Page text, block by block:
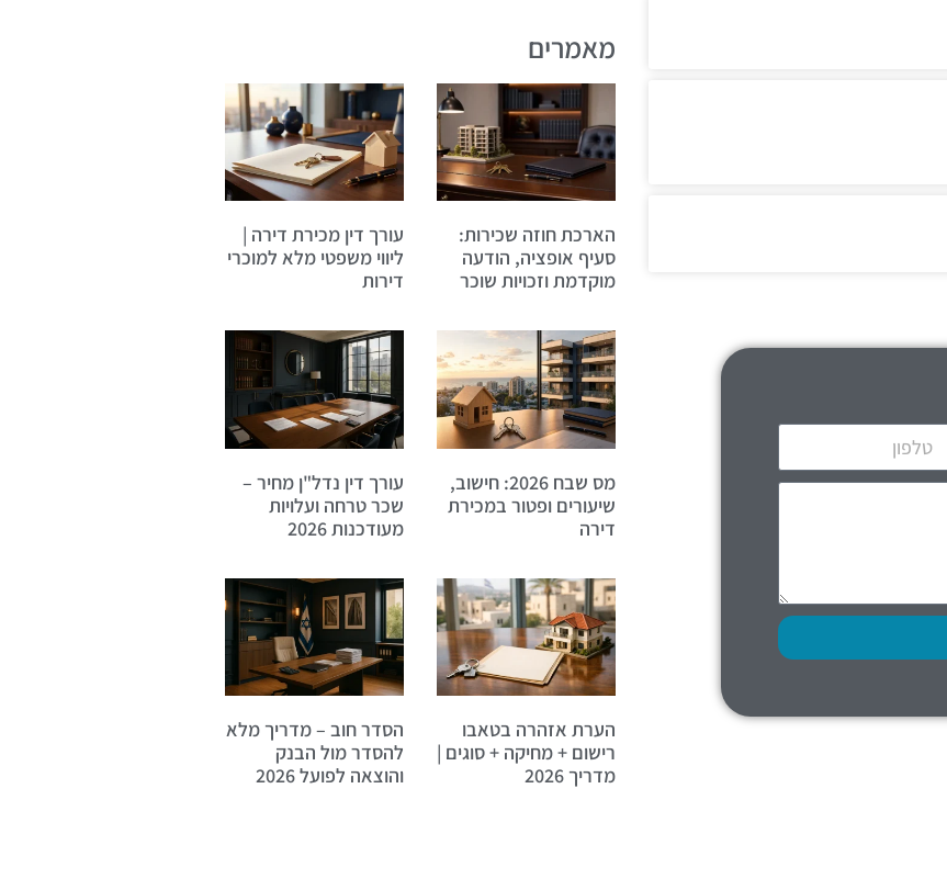
מאמרים
הארכת חוזה שכירות:
סעיף אופציה, הודעה
מוקדמת וזכויות שוכר
עורך דין מכירת דירה |
ליווי משפטי מלא למוכרי
דירות
מס שבח 2026: חישוב,
שיעורים ופטור במכירת
דירה
עורך דין נדל"ן מחיר –
שכר טרחה ועלויות
מעודכנות 2026
הערת אזהרה בטאבו
רישום + מחיקה + סוגים |
מדריך 2026
הסדר חוב – מדריך מלא
להסדר מול הבנק
והוצאה לפועל 2026